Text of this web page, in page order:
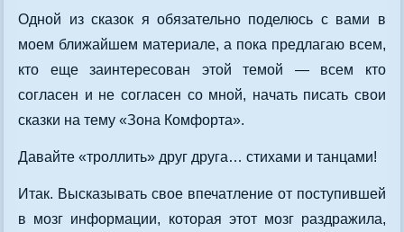
Одной из сказок я обязательно поделюсь с вами в
моем ближайшем материале, а пока предлагаю всем,
кто еще заинтересован этой темой — всем кто
согласен и не согласен со мной, начать писать свои
сказки на тему «Зона Комфорта».
Давайте «троллить» друг друга… стихами и танцами!
Итак. Высказывать свое впечатление от поступившей
в мозг информации, которая этот мозг раздражила,